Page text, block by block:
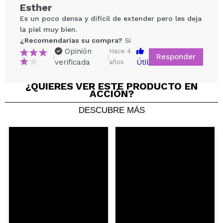
Compartir un vídeo o una foto
Tu vídeo podría ser el primero. Imagínatelo...
Esther
Es un poco densa y difícil de extender pero les deja
la piel muy bien.
¿Recomendarías su compra? Si
|
Opinión
verificada
|
Hace 4
años
Útil
Responder
¿QUIERES VER ESTE PRODUCTO EN
ACCIÓN?
DESCUBRE MÁS